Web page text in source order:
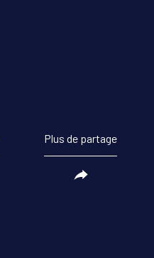
Plus de partage